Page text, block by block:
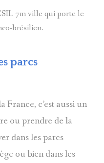
7m ville qui porte le
brésilien.
parcs
France, c’est aussi un
ou prendre de la
dans les parcs
ou bien dans les